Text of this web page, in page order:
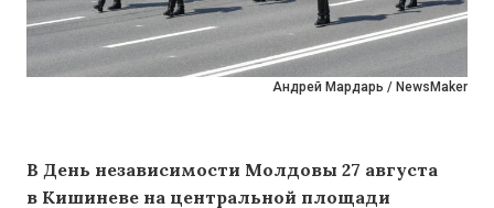
Андрей Мардарь / NewsMaker
В День независимости Молдовы 27 августа
в Кишиневе на центральной площади